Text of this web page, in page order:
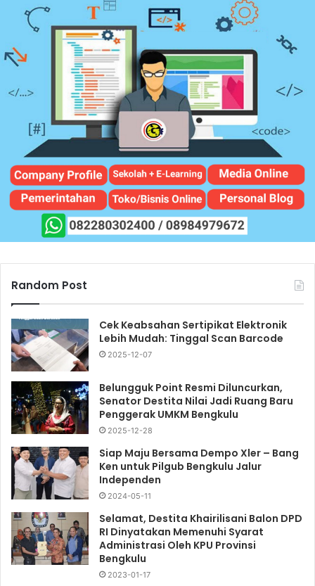
Random Post
Cek Keabsahan Sertipikat Elektronik
Lebih Mudah: Tinggal Scan Barcode
2025-12-07
Belungguk Point Resmi Diluncurkan,
Senator Destita Nilai Jadi Ruang Baru
Penggerak UMKM Bengkulu
2025-12-28
Siap Maju Bersama Dempo Xler – Bang
Ken untuk Pilgub Bengkulu Jalur
Independen
2024-05-11
Selamat, Destita Khairilisani Balon DPD
RI Dinyatakan Memenuhi Syarat
Administrasi Oleh KPU Provinsi
Bengkulu
2023-01-17